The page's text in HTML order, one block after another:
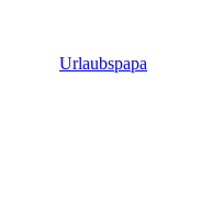
Urlaubspapa